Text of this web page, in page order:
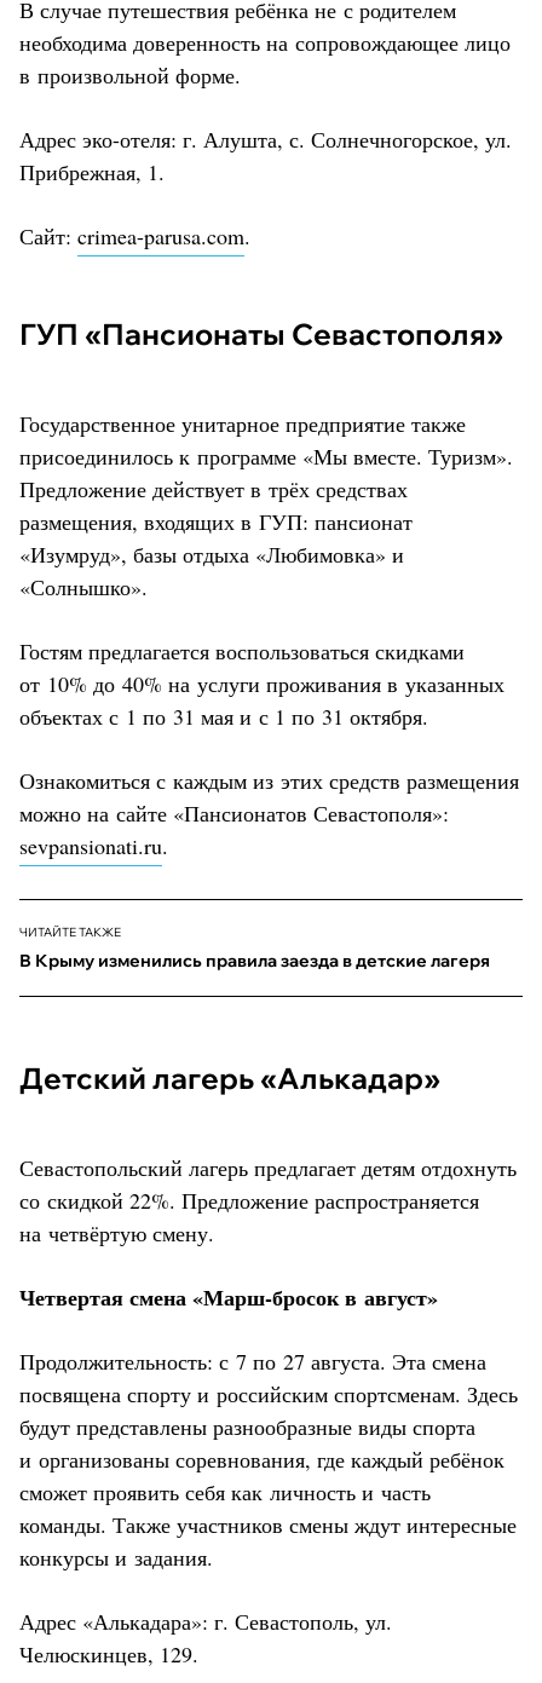
В случае путешествия ребёнка не с родителем
необходима доверенность на сопровождающее лицо
в произвольной форме.
Адрес эко-отеля: г. Алушта, с. Солнечногорское, ул.
Прибрежная, 1.
Сайт: crimea-parusa.com.
ГУП «Пансионаты Севастополя»
Государственное унитарное предприятие также
присоединилось к программе «Мы вместе. Туризм».
Предложение действует в трёх средствах
размещения, входящих в ГУП: пансионат
«Изумруд», базы отдыха «Любимовка» и
«Солнышко».
Гостям предлагается воспользоваться скидками
от 10% до 40% на услуги проживания в указанных
объектах с 1 по 31 мая и с 1 по 31 октября.
Ознакомиться с каждым из этих средств размещения
можно на сайте «Пансионатов Севастополя»:
sevpansionati.ru.
ЧИТАЙТЕ ТАКЖЕ
В Крыму изменились правила заезда в детские лагеря
Детский лагерь «Алькадар»
Севастопольский лагерь предлагает детям отдохнуть
со скидкой 22%. Предложение распространяется
на четвёртую смену.
Четвертая смена «Марш-бросок в август»
Продолжительность: с 7 по 27 августа. Эта смена
посвящена спорту и российским спортсменам. Здесь
будут представлены разнообразные виды спорта
и организованы соревнования, где каждый ребёнок
сможет проявить себя как личность и часть
команды. Также участников смены ждут интересные
конкурсы и задания.
Адрес «Алькадара»: г. Севастополь, ул.
Челюскинцев, 129.